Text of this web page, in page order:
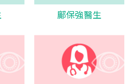
鄺保強醫生